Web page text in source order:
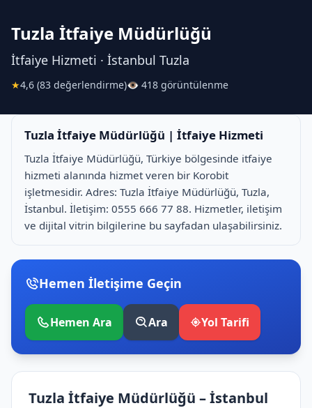
Tuzla İtfaiye Müdürlüğü
İtfaiye Hizmeti · İstanbul Tuzla
★4,6 (83 değerlendirme)👁 418 görüntülenme
Tuzla İtfaiye Müdürlüğü | İtfaiye Hizmeti
Tuzla İtfaiye Müdürlüğü, Türkiye bölgesinde i̇tfaiye
hizmeti alanında hizmet veren bir Korobit
işletmesidir. Adres: Tuzla İtfaiye Müdürlüğü, Tuzla,
İstanbul. İletişim: 0555 666 77 88. Hizmetler, iletişim
ve dijital vitrin bilgilerine bu sayfadan ulaşabilirsiniz.
Hemen İletişime Geçin
Hemen Ara Ara Yol Tarifi
Tuzla İtfaiye Müdürlüğü – İstanbul